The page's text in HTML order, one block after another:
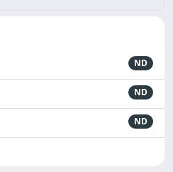
ND
ND
ND